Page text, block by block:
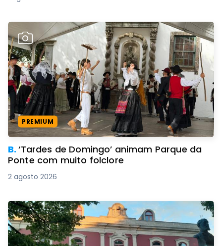
PREMIUM
B.‘Tardes de Domingo’ animam Parque da
Ponte com muito folclore
2 agosto 2026